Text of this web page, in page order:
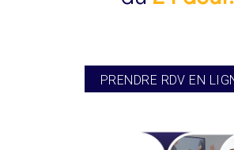
PRENDRE RDV EN